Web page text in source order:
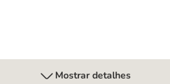
Mostrar detalhes